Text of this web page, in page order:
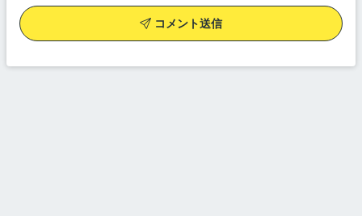
コメント送信